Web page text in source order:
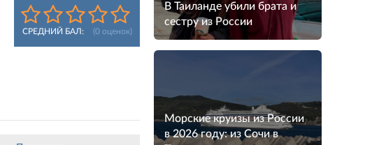
СРЕДНИЙ БАЛ: (0оценок)
В Таиланде убили брата и
сестру из России
Морские круизы из России
в 2026 году: из Сочи в